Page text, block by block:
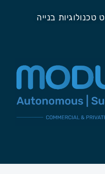
טכנולוגיות בנייה